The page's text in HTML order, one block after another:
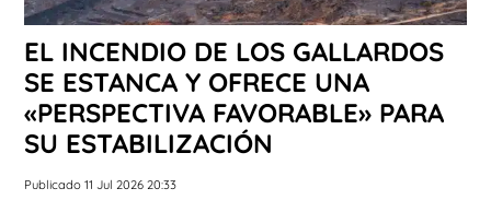
EL INCENDIO DE LOS GALLARDOS
SE ESTANCA Y OFRECE UNA
«PERSPECTIVA FAVORABLE» PARA
SU ESTABILIZACIÓN
Publicado 11 Jul 2026 20:33